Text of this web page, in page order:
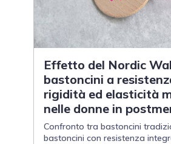
Effetto del Nordic
bastoncini a
rigidità ed elasticità
nelle donne in
Confronto tra bastoncini
bastoncini con resistenza